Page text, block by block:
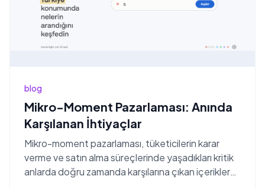
blog
Mikro-Moment Pazarlaması: Anında
Karşılanan İhtiyaçlar
Mikro-moment pazarlaması, tüketicilerin karar
verme ve satın alma süreçlerinde yaşadıkları kritik
anlarda doğru zamanda karşılarına çıkan içerikler